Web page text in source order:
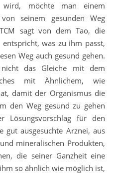
wird, möchte man einem
seinem gesunden Weg
sagt von dem Tao, die
was zu ihm passt,
Weg auch gesund gehen.
das Gleiche mit dem
mit Ähnlichem, wie
damit der Organismus die
den Weg gesund zu gehen
Lösungsvorschlag für den
gut ausgesuchte Arznei, aus
mineralischen Produkten,
die seiner Ganzheit eine
so ähnlich wie möglich ist,